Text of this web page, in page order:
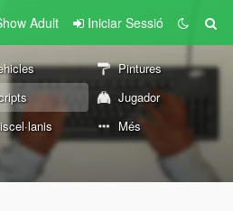
Adult Iniciar Sessió
Pintures
Jugador
Més